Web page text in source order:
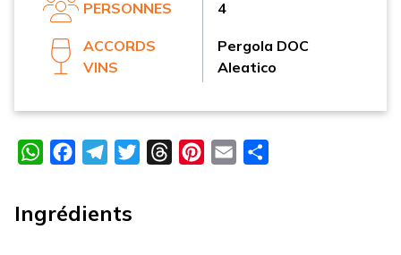
PERSONNES 4
ACCORDS
VINS
Pergola DOC
Aleatico
WhatsAppFacebookTelegramTwitterThreadsPinterest
Email
Ingrédients